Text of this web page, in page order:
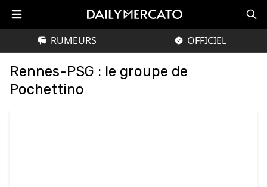
RUMEURS OFFICIEL
Rennes-PSG : le groupe de
Pochettino